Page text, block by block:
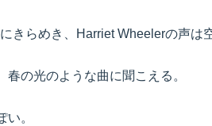
きらめき、Harriet Wheelerの声は
の光のような曲に聞こえる。
。